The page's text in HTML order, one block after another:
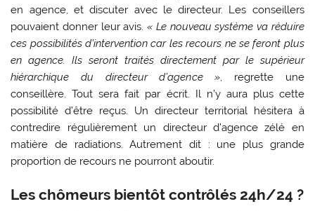
en agence, et discuter avec le directeur. Les conseillers
pouvaient donner leur avis.« Le nouveau système va réduire
ces possibilités d’intervention car les recours ne se feront plus
en agence. Ils seront traités directement par le supérieur
hiérarchique du directeur d’agence », regrette une
conseillère. Tout sera fait par écrit. Il n’y aura plus cette
possibilité d’être reçus. Un directeur territorial hésitera à
contredire régulièrement un directeur d’agence zélé en
matière de radiations. Autrement dit : une plus grande
proportion de recours ne pourront aboutir.
Les chômeurs bientôt contrôlés 24h/24 ?